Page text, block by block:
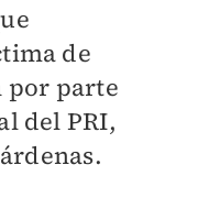
de
por parte
del PRI,